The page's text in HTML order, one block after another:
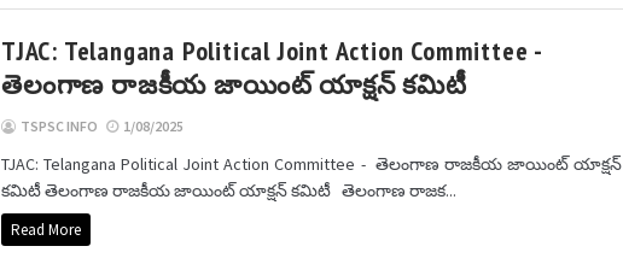
TJAC: Telangana Political Joint Action Committee -
తెలంగాణ రాజకీయ జాయింట్ యాక్షన్ కమిటీ
TSPSC INFO 1/08/2025
TJAC: Telangana Political Joint Action Committee - తెలంగాణ రాజకీయ జాయింట్ యాక్షన్
కమిటీ తెలంగాణ రాజకీయ జాయింట్ యాక్షన్ కమిటీ తెలంగాణ రాజక...
Read More